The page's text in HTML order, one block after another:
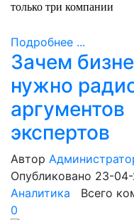
только три компании
Подробнее ...
Зачем
нужно
аргументов
экспертов
Автор
Опубликовано 23-04-
Аналитика Всего
0